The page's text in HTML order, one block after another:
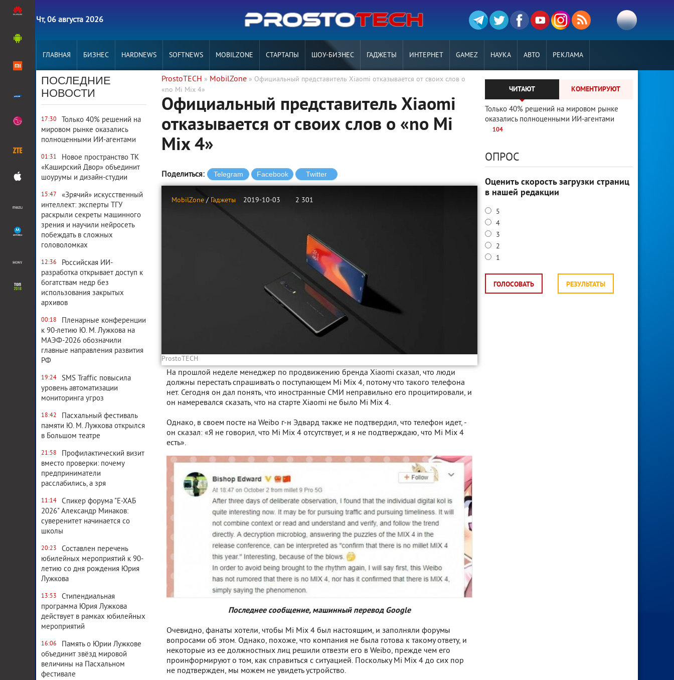
Чт, 06 августа 2026
ГЛАВНАЯ БИЗНЕС HARDNEWS SOFTNEWS MOBILZONE СТАРТАПЫ ШОУ-БИЗНЕС ГАДЖЕТЫ ИНТЕРНЕТ GAMEZ НАУКА АВТО РЕКЛАМА
ПОСЛЕДНИЕ
НОВОСТИ
17:30
Только 40% решений на
мировом рынке оказались
полноценными ИИ-агентами
01:31
Новое пространство ТК
«Каширский Двор» объединит
шоурумы и дизайн-студии
15:47
«Зрячий» искусственный
интеллект: эксперты ТГУ
раскрыли секреты машинного
зрения и научили нейросеть
побеждать в сложных
головоломках
12:36
Российская ИИ-
разработка открывает доступ к
богатствам недр без
использования закрытых
архивов
00:18
Пленарные конференции
к 90-летию Ю. М. Лужкова на
МАЭФ-2026 обозначили
главные направления развития
РФ
19:24
SMS Traffic повысила
уровень автоматизации
мониторинга угроз
18:42
Пасхальный фестиваль
памяти Ю. М. Лужкова открылся
в Большом театре
21:58
Профилактический визит
вместо проверки: почему
предприниматели
расслабились, а зря
11:14
Спикер форума "Е-ХАБ
2026" Александр Минаков:
суверенитет начинается со
школы
20:23
Составлен перечень
юбилейных мероприятий к 90-
летию со дня рождения Юрия
Лужкова
13:53
Стипендиальная
программа Юрия Лужкова
действует в рамках юбилейных
мероприятий
16:06
Память о Юрии Лужкове
объединит звёзд мировой
величины на Пасхальном
фестивале
ProstoTECH » MobilZone » Официальный представитель Xiaomi отказывается от своих слов о
«no Mi Mix 4»
Официальный представитель Xiaomi
отказывается от своих слов о «no Mi
Mix 4»
Поделиться:
MobilZone/ Гаджеты 2019-10-03 2 301
ProstoTECH
На прошлой неделе менеджер по продвижению бренда Xiaomi сказал, что люди
должны перестать спрашивать о поступающем Mi Mix 4, потому что такого телефона
нет. Сегодня он дал понять, что иностранные СМИ неправильно его процитировали, и
он намеревался сказать, что на старте Xiaomi не было Mi Mix 4.
Однако, в своем посте на Weibo г-н Эдвард также не подтвердил, что телефон идет, -
он сказал: «Я не говорил, что Mi Mix 4 отсутствует, и я не подтверждаю, что Mi Mix 4
есть».
Последнее сообщение, машинный перевод Google
Очевидно, фанаты хотели, чтобы Mi Mix 4 был настоящим, и заполняли форумы
вопросами об этом. Однако, похоже, что компания не была готова к такому ответу, и
некоторые из ее должностных лиц решили отвезти его в Weibo, прежде чем его
проинформируют о том, как справиться с ситуацией. Поскольку Mi Mix 4 до сих пор
не подтвержден, мы можем не увидеть устройство.
ЧИТАЮТ КОМЕНТИРУЮТ
Только 40% решений на мировом рынке
оказались полноценными ИИ-агентами
104
ОПРОС
Оценить скорость загрузки страниц
в нашей редакции
5
4
3
2
1
ГОЛОСОВАТЬ РЕЗУЛЬТАТЫ